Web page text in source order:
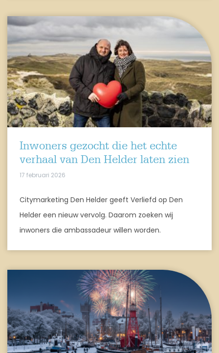
Inwoners gezocht die het echte
verhaal van Den Helder laten zien
17 februari 2026
Citymarketing Den Helder geeft Verliefd op Den
Helder een nieuw vervolg. Daarom zoeken wij
inwoners die ambassadeur willen worden.